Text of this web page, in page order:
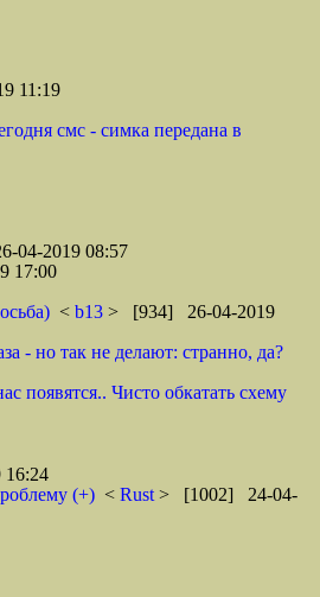
11:19
смс - симка передана в
2019 08:57
17:00
< b13 > [934] 26-04-2019
- но так не делают: странно, да?
появятся.. Чисто обкатать схему
(+) < Rust > [1002] 24-04-